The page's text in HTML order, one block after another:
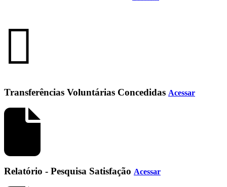
Transferências Voluntárias Concedidas Acessar
Relatório - Pesquisa Satisfação Acessar